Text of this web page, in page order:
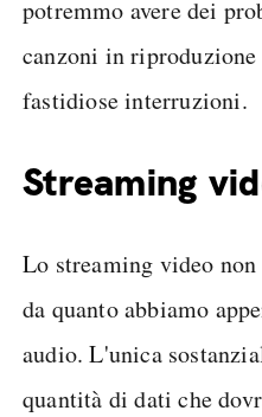
potremmo avere dei
canzoni in
fastidiose interruzioni.
Streaming
Lo streaming video
da quanto abbiamo
audio. L'unica
quantità di dati che